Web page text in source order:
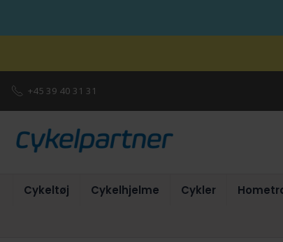
+45 39 40 31 31
Cykeltøj Cykelhjelme Cykler